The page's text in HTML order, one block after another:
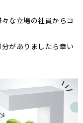
な立場の社員からコ
がありましたら幸い